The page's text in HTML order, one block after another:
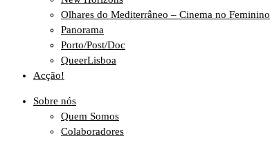
Olhares do Mediterrâneo – Cinema no Feminino
Panorama
Porto/Post/Doc
QueerLisboa
Acção!
Sobre nós
Quem Somos
Colaboradores